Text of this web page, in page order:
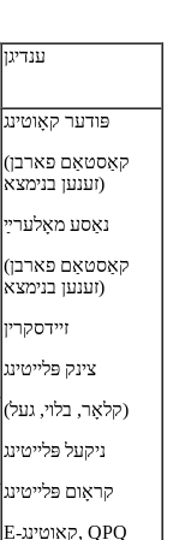
ענדיגן
פּודער קאָוטינג
(קאַסטאַם פארבן
זענען בנימצא)
נאַסע מאָלערײַ
(קאַסטאַם פארבן
זענען בנימצא)
זיידסקרין
צינק פּלייטינג
(קלאָר, בלוי, געל)
ניקעל פּלייטינג
קראָום פּלייטינג
E-קאָוטינג, QPQ